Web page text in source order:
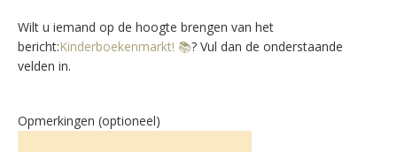
Wilt u iemand op de hoogte brengen van het
bericht:Kinderboekenmarkt! 📚? Vul dan de onderstaande
velden in.
Opmerkingen (optioneel)